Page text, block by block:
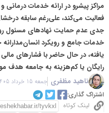
مراکز پیشرو در ارائه خدمات درمانی و
فعالیت می‌کند، علی‌رغم سابقه
جدی عدم حمایت نهادهای مسئول
خدمات جامع و رویکرد
یافته، در حال حاضر با فشارهای
رایگان یا کم‌هزینه به جامعه هدف
ناهید مظفری جمعه 15 خرداد 1405 - 10:45
اشتراک گذاری:
لینک کوتاه